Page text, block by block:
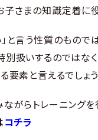
さまの知識定着に
と言う性質のもので
扱いするのではな
要素と言えるでしょう
ながらトレーニング
コチラ